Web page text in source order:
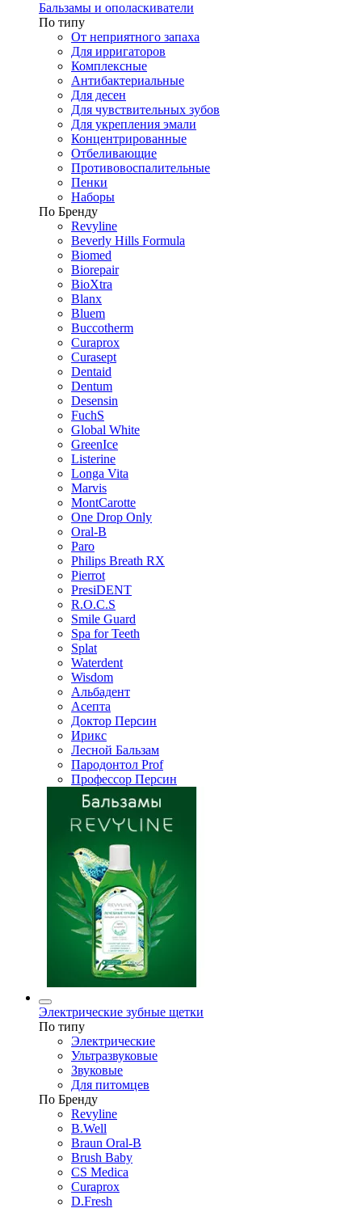
Бальзамы и ополаскиватели
По типу
От неприятного запаха
Для ирригаторов
Комплексные
Антибактериальные
Для десен
Для чувствительных зубов
Для укрепления эмали
Концентрированные
Отбеливающие
Противовоспалительные
Пенки
Наборы
По Бренду
Revyline
Beverly Hills Formula
Biomed
Biorepair
BioXtra
Blanx
Bluem
Buccotherm
Curaprox
Curasept
Dentaid
Dentum
Desensin
FuchS
Global White
GreenIce
Listerine
Longa Vita
Marvis
MontCarotte
One Drop Only
Oral-B
Paro
Philips Breath RX
Pierrot
PresiDENT
R.O.C.S
Smile Guard
Spa for Teeth
Splat
Waterdent
Wisdom
Альбадент
Асепта
Доктор Персин
Ирикс
Лесной Бальзам
Пародонтол Prof
Профессор Персин
Электрические зубные щетки
По типу
Электрические
Ультразвуковые
Звуковые
Для питомцев
По Бренду
Revyline
B.Well
Braun Oral-B
Brush Baby
CS Medica
Curaprox
D.Fresh